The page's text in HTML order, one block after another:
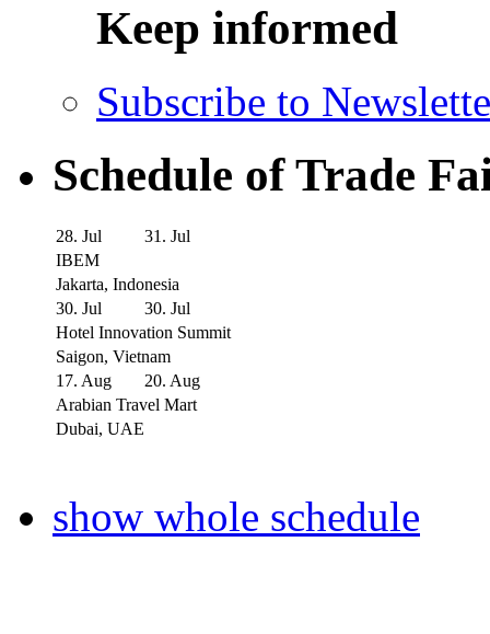
Keep informed
Subscribe to
Schedule of Trade
28. Jul
31. Jul
IBEM
Jakarta, Indonesia
30. Jul
30. Jul
Hotel Innovation Summit
Saigon, Vietnam
17. Aug
20. Aug
Arabian Travel Mart
Dubai, UAE
show whole schedule